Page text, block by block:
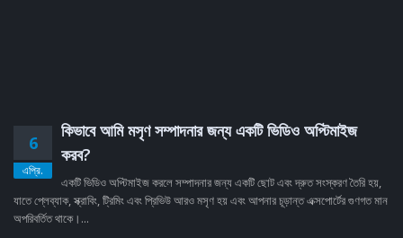
6
এপ্রি.
কিভাবে আমি মসৃণ সম্পাদনার জন্য একটি ভিডিও অপ্টিমাইজ
করব?
একটি ভিডিও অপ্টিমাইজ করলে সম্পাদনার জন্য একটি ছোট এবং দ্রুত সংস্করণ তৈরি হয়,
যাতে প্লেব্যাক, স্ক্রাবিং, ট্রিমিং এবং প্রিভিউ আরও মসৃণ হয় এবং আপনার চূড়ান্ত এক্সপোর্টের গুণগত মান
অপরিবর্তিত থাকে।...